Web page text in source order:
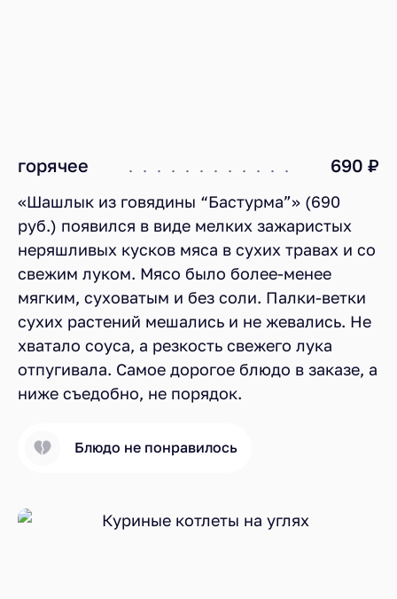
горячее 690 ₽
«Шашлык из говядины “Бастурма”» (690
руб.) появился в виде мелких зажаристых
неряшливых кусков мяса в сухих травах и со
свежим луком. Мясо было более-менее
мягким, суховатым и без соли. Палки-ветки
сухих растений мешались и не жевались. Не
хватало соуса, а резкость свежего лука
отпугивала. Самое дорогое блюдо в заказе, а
ниже съедобно, не порядок.
Блюдо не понравилось